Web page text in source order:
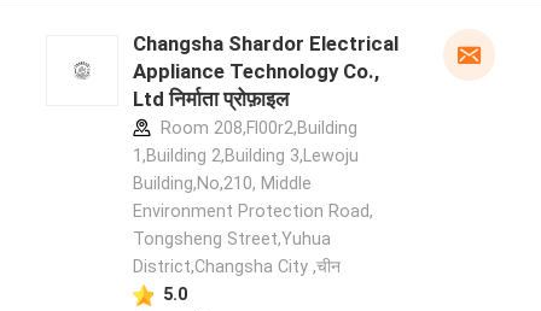
Changsha Shardor Electrical
Appliance Technology Co.,
Ltd निर्माता प्रोफ़ाइल
Room 208,Fl00r2,Building
1,Building 2,Building 3,Lewoju
Building,No,210, Middle
Environment Protection Road,
Tongsheng Street,Yuhua
District,Changsha City ,चीन
5.0